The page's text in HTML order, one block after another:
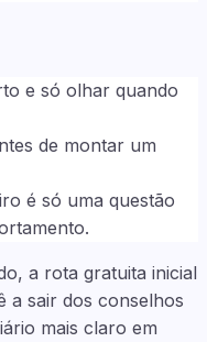
e só olhar quando
de montar um
é só uma questão
a rota gratuita inicial
a sair dos conselhos
mais claro em